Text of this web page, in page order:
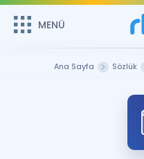
MENÜ
Remzi Hoca ile seni
MENÜ
Ana Sayfa Sözlük